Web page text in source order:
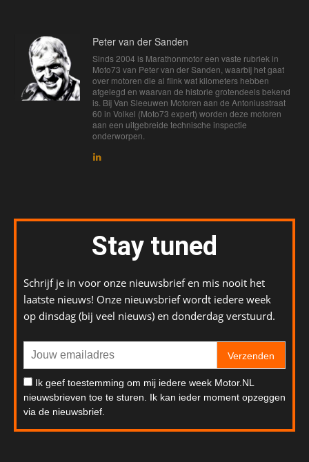
Peter van der Sanden
Sinds 2004 is Marathonmotor een vaste rubriek in
Moto73 van Peter van der Sanden, waarbij het gaat
over motoren die al flink wat kilometers hebben
afgelegd en waarvan de historie grotendeels bekend
is. Bij Van Sleeuwen Motoren aan de Antoniusstraat
60 in Volkel (Moto73 expert) worden deze motoren
aan een uitgebreide technische inspectie
onderworpen.
Stay tuned
Schrijf je in voor onze nieuwsbrief en mis nooit het
laatste nieuws! Onze nieuwsbrief wordt iedere week
op dinsdag (bij veel nieuws) en donderdag verstuurd.
Verzenden
Ik geef toestemming om mij iedere week Motor.NL
nieuwsbrieven toe te sturen. Ik kan ieder moment opzeggen
via de nieuwsbrief.